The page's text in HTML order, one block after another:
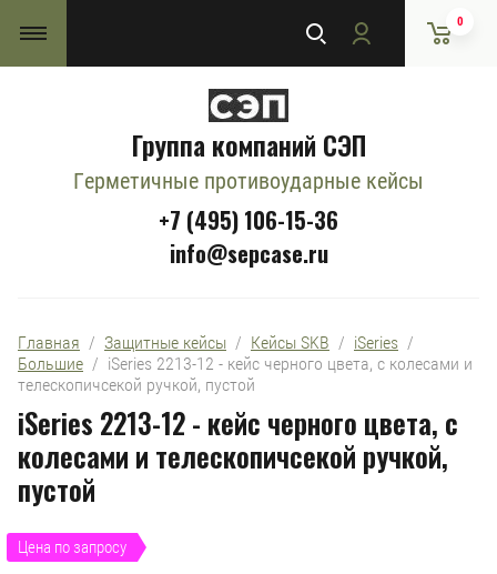
0
Группа компаний СЭП
Герметичные противоударные кейсы
+7 (495) 106-15-36
info@sepcase.ru
Главная
  /
Защитные кейсы
  /
Кейсы SKB
  /
iSeries
Большие
  /  iSeries 2213-12 - кейс черного цвета, с колесами и
телескопичсекой ручкой, пустой
iSeries 2213-12 - кейс черного цвета, с
колесами и телескопичсекой ручкой,
пустой
Цена по запросу